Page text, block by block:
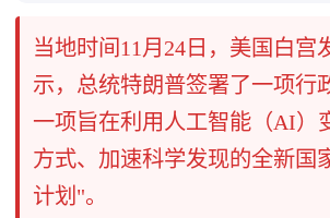
当地时间11月24日，美国白宫
示，总统特朗普签署了一项行
一项旨在利用人工智能（AI）
方式、加速科学发现的全新国
计划"。